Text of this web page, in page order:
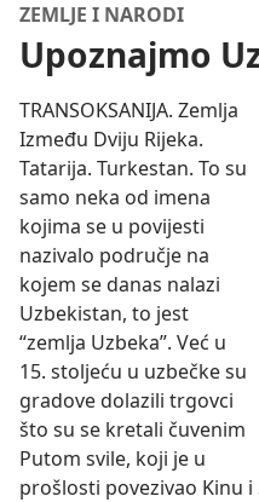
ZEMLJE I NARODI
Upoznajmo
TRANSOKSANIJA. Zemlja
Između Dviju Rijeka.
Tatarija. Turkestan. To su
samo neka od imena
kojima se u povijesti
nazivalo područje na
kojem se danas nalazi
Uzbekistan, to jest
“zemlja Uzbeka”. Već u
15. stoljeću u uzbečke su
gradove dolazili trgovci
što su se kretali čuvenim
Putom svile, koji je u
prošlosti povezivao Kinu